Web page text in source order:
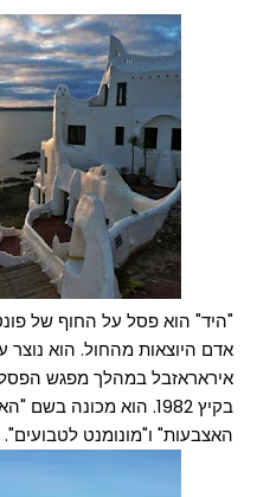
"היד" הוא פסל על החוף של
אדם היוצאות מהחול. הוא נוצר
איראראזבל במהלך מפגש
בקיץ 1982. הוא מכונה
האצבעות" ו"מונומנט לטבועים".